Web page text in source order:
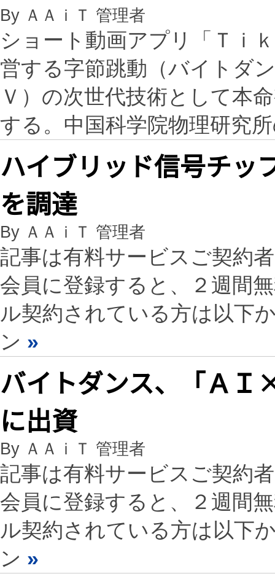
By ＡＡｉＴ 管理者
ショート動画アプリ「Ｔｉ
営する字節跳動（バイトダ
Ｖ）の次世代技術として本
する。中国科学院物理研究
ハイブリッド信号チッ
を調達
By ＡＡｉＴ 管理者
記事は有料サービスご契約
会員に登録すると、２週間
ル契約されている方は以下
ン »
バイトダンス、「Ａ
に出資
By ＡＡｉＴ 管理者
記事は有料サービスご契約
会員に登録すると、２週間
ル契約されている方は以下
ン »